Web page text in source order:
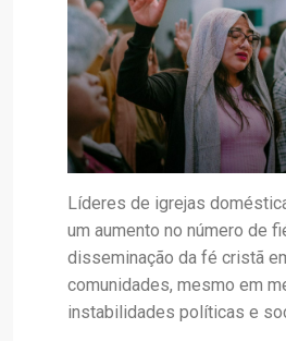
Líderes de igrejas
um aumento no número de
disseminação da fé cristã
comunidades, mesmo em
instabilidades políticas e